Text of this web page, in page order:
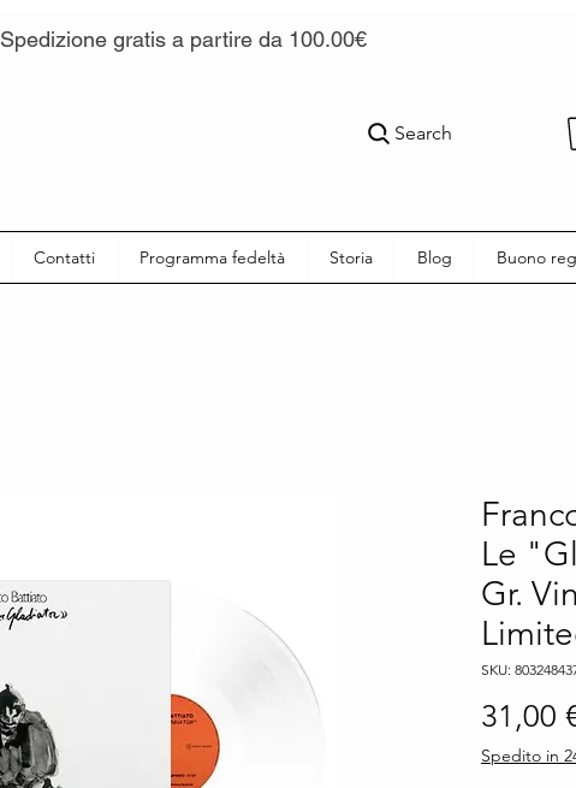
Spedizione gratis a partire da 100.00€
Search
Contatti Programma fedeltà Storia Blog Buono
Le
Gr.
SKU:
31,00
Spedito in